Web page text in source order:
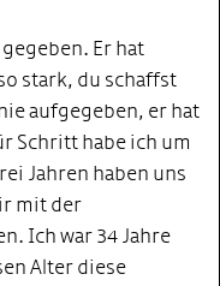
Er hat
stark, du schaffst
aufgegeben, er hat
Schritt habe ich um
Jahren haben uns
mit der
Ich war 34 Jahre
Alter diese